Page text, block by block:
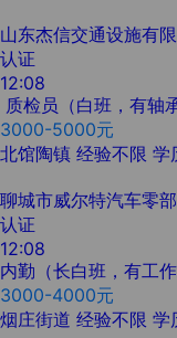
山东杰信交通设施有
认证
12:08
质检员（白班，有轴
3000-5000元
北馆陶镇 经验不限 学
聊城市威尔特汽车零
认证
12:08
内勤（长白班，有工
3000-4000元
烟庄街道 经验不限 学